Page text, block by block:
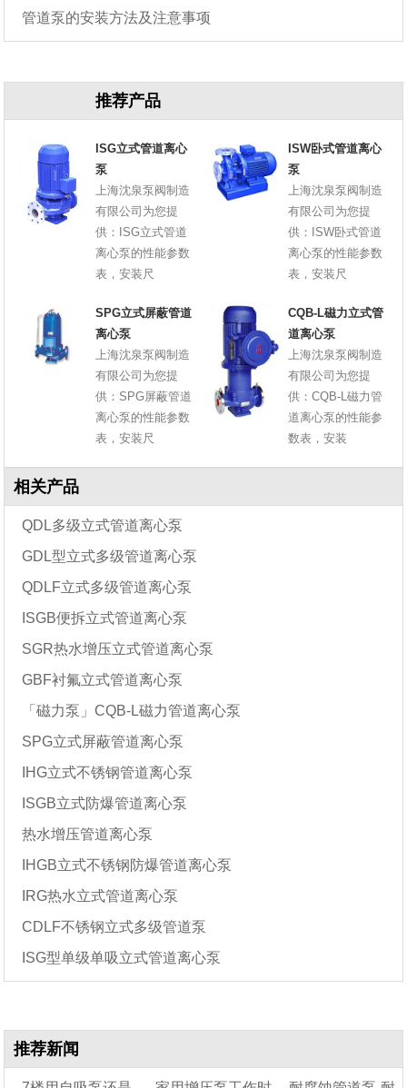
管道泵的安装方法及注意事项
推荐产品
ISG立式管道离心
泵
上海沈泉泵阀制造
有限公司为您提
供：ISG立式管道
离心泵的性能参数
表，安装尺
ISW卧式管道离心
泵
上海沈泉泵阀制造
有限公司为您提
供：ISW卧式管道
离心泵的性能参数
表，安装尺
SPG立式屏蔽管道
离心泵
上海沈泉泵阀制造
有限公司为您提
供：SPG屏蔽管道
离心泵的性能参数
表，安装尺
CQB-L磁力立式管
道离心泵
上海沈泉泵阀制造
有限公司为您提
供：CQB-L磁力管
道离心泵的性能参
数表，安装
相关产品
QDL多级立式管道离心泵
GDL型立式多级管道离心泵
QDLF立式多级管道离心泵
ISGB便拆立式管道离心泵
SGR热水增压立式管道离心泵
GBF衬氟立式管道离心泵
「磁力泵」CQB-L磁力管道离心泵
SPG立式屏蔽管道离心泵
IHG立式不锈钢管道离心泵
ISGB立式防爆管道离心泵
热水增压管道离心泵
IHGB立式不锈钢防爆管道离心泵
IRG热水立式管道离心泵
CDLF不锈钢立式多级管道泵
ISG型单级单吸立式管道离心泵
推荐新闻